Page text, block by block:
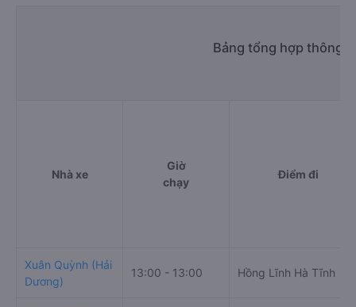
Bảng tổng hợp thông
Nhà xe
Giờ
chạy
Điểm đi
Xuân Quỳnh (Hải
Dương)
13:00 - 13:00 Hồng Lĩnh Hà Tĩnh